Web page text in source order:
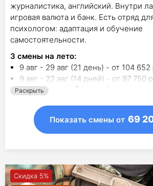
журналистика, английский. Внутри
игровая валюта и банк. Есть отряд
психологом: адаптация и обучение
самостоятельности.
3 смены на лето:
9 авг - 29 авг (21 день) - от 104 652
9 авг - 22 авг (14 дней) - от 97 750
20 авг - 29 авг (10 дней) - от 69 200
смены на другие сезоны:
3 окт - 10 окт (8 дн.) - 39 900 руб.
24 окт - 31 окт (8 дн.) - 39 900 руб.
Раскрыть
Показать смены от 69
Скидка 5%